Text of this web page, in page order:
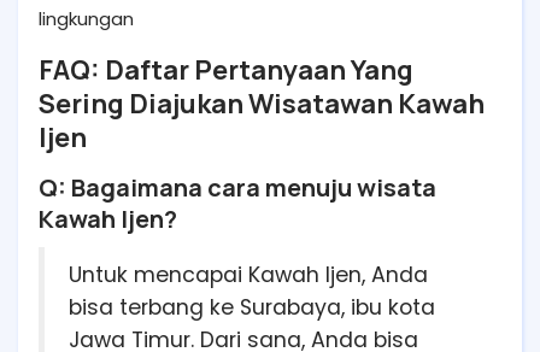
lingkungan
FAQ: Daftar Pertanyaan Yang
Sering Diajukan Wisatawan Kawah
Ijen
Q: Bagaimana cara menuju wisata
Kawah Ijen?
Untuk mencapai Kawah Ijen, Anda
bisa terbang ke Surabaya, ibu kota
Jawa Timur. Dari sana, Anda bisa